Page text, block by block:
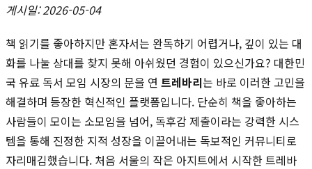
게시일: 2026-05-04
책 읽기를 좋아하지만 혼자서는 완독하기 어렵거나, 깊이 있는 대
화를 나눌 상대를 찾지 못해 아쉬웠던 경험이 있으신가요? 대한민
국 유료 독서 모임 시장의 문을 연 트레바리는 바로 이러한 고민을
해결하며 등장한 혁신적인 플랫폼입니다. 단순히 책을 좋아하는
사람들이 모이는 소모임을 넘어, 독후감 제출이라는 강력한 시스
템을 통해 진정한 지적 성장을 이끌어내는 독보적인 커뮤니티로
자리매김했습니다. 처음 서울의 작은 아지트에서 시작한 트레바